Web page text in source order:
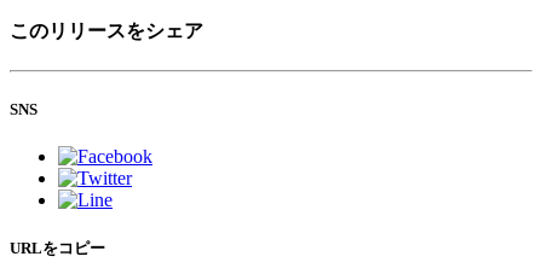
このリリースをシェア
SNS
URLをコピー